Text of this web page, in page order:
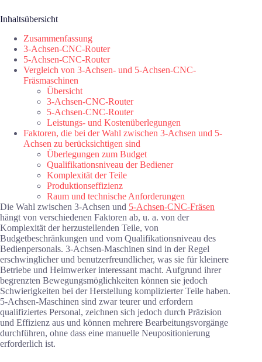
Inhaltsübersicht
Zusammenfassung
3-Achsen-CNC-Router
5-Achsen-CNC-Router
Vergleich von 3-Achsen- und 5-Achsen-CNC-
Fräsmaschinen
Übersicht
3-Achsen-CNC-Router
5-Achsen-CNC-Router
Leistungs- und Kostenüberlegungen
Faktoren, die bei der Wahl zwischen 3-Achsen und 5-
Achsen zu berücksichtigen sind
Überlegungen zum Budget
Qualifikationsniveau der Bediener
Komplexität der Teile
Produktionseffizienz
Raum und technische Anforderungen
Die Wahl zwischen 3-Achsen und 5-Achsen-CNC-Fräsen
hängt von verschiedenen Faktoren ab, u. a. von der
Komplexität der herzustellenden Teile, von
Budgetbeschränkungen und vom Qualifikationsniveau des
Bedienpersonals. 3-Achsen-Maschinen sind in der Regel
erschwinglicher und benutzerfreundlicher, was sie für kleinere
Betriebe und Heimwerker interessant macht. Aufgrund ihrer
begrenzten Bewegungsmöglichkeiten können sie jedoch
Schwierigkeiten bei der Herstellung komplizierter Teile haben.
5-Achsen-Maschinen sind zwar teurer und erfordern
qualifiziertes Personal, zeichnen sich jedoch durch Präzision
und Effizienz aus und können mehrere Bearbeitungsvorgänge
durchführen, ohne dass eine manuelle Neupositionierung
erforderlich ist.